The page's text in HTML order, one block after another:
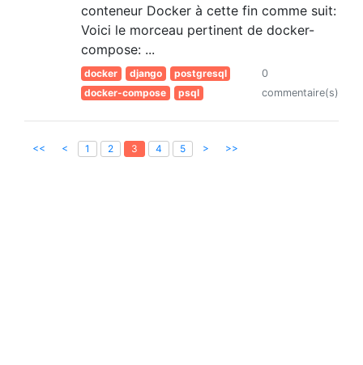
conteneur Docker à cette fin comme suit:
Voici le morceau pertinent de docker-
compose: ...
docker django
postgresql
docker-compose
psql
0
commentaire(s)
<< < 1 2 3 4 5 > >>